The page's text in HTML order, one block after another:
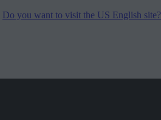
Do you want to visit the US English site?